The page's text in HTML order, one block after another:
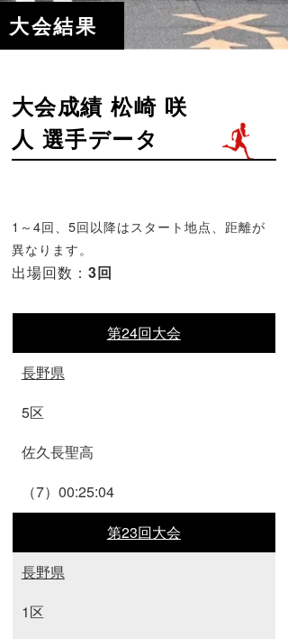
大会結果
大会成績 松崎 咲
人 選手データ
1～4回、5回以降はスタート地点、距離が
異なります。
出場回数： 3回
第24回大会
長野県
5区
佐久長聖高
（7）00:25:04
第23回大会
長野県
1区